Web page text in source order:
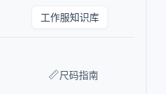
工作服知识库
📏尺码指南